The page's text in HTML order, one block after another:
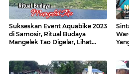
Sukseskan Event Aquabike 2023
di Samosir, Ritual Budaya
Mangelek Tao Digelar, Lihat